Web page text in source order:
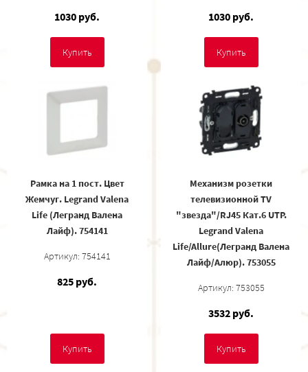
1030 руб.
Купить
1030 руб.
Купить
Рамка на 1 пост. Цвет
Жемчуг. Legrand Valena
Life (Легранд Валена
Лайф). 754141
Артикул: 754141
825 руб.
Купить
Механизм розетки
телевизионной TV
"звезда"/RJ45 Кат.6 UTP.
Legrand Valena
Life/Allure(Легранд Валена
Лайф/Алюр). 753055
Артикул: 753055
3532 руб.
Купить